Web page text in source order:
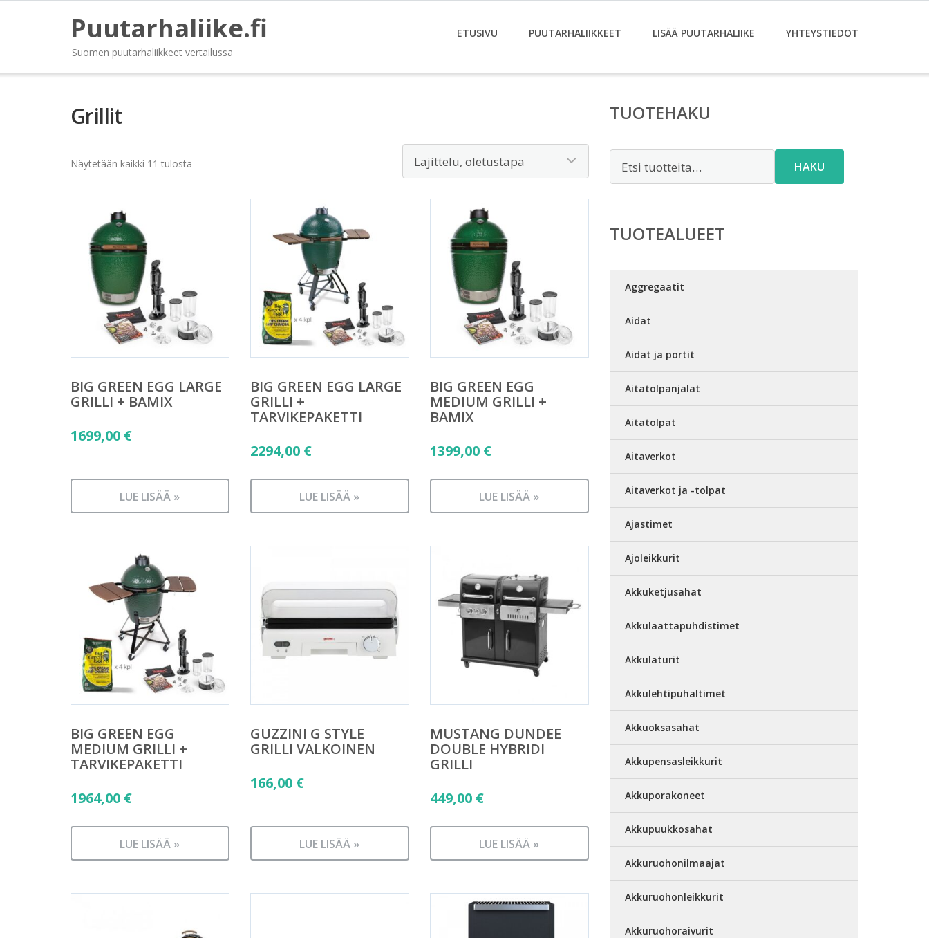
Puutarhaliike.fi
Suomen puutarhaliikkeet vertailussa
ETUSIVU PUUTARHALIIKKEET LISÄÄ PUUTARHALIIKE YHTEYSTIEDOT
Grillit
Näytetään kaikki 11 tulosta
BIG GREEN EGG LARGE
GRILLI + BAMIX
1699,00 €
LUE LISÄÄ »
BIG GREEN EGG LARGE
GRILLI +
TARVIKEPAKETTI
2294,00 €
LUE LISÄÄ »
BIG GREEN EGG
MEDIUM GRILLI +
BAMIX
1399,00 €
LUE LISÄÄ »
BIG GREEN EGG
MEDIUM GRILLI +
TARVIKEPAKETTI
1964,00 €
LUE LISÄÄ »
GUZZINI G STYLE
GRILLI VALKOINEN
166,00 €
LUE LISÄÄ »
MUSTANG DUNDEE
DOUBLE HYBRIDI
GRILLI
449,00 €
LUE LISÄÄ »
TUOTEHAKU
HAKU
TUOTEALUEET
Aggregaatit
Aidat
Aidat ja portit
Aitatolpanjalat
Aitatolpat
Aitaverkot
Aitaverkot ja -tolpat
Ajastimet
Ajoleikkurit
Akkuketjusahat
Akkulaattapuhdistimet
Akkulaturit
Akkulehtipuhaltimet
Akkuoksasahat
Akkupensasleikkurit
Akkuporakoneet
Akkupuukkosahat
Akkuruohonilmaajat
Akkuruohonleikkurit
Akkuruohoraivurit